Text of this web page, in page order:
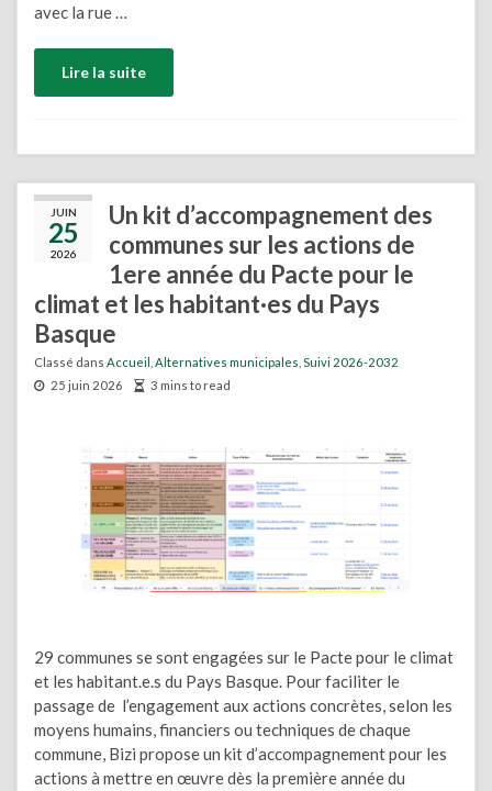
avec la rue …
Lire la suite
JUIN
25
2026
Un kit d’accompagnement des
communes sur les actions de
1ere année du Pacte pour le
climat et les habitant·es du Pays
Basque
Classé dans Accueil Alternatives municipales Suivi 2026-2032
25 juin 2026
3 mins to read
29 communes se sont engagées sur le Pacte pour le climat
et les habitant.e.s du Pays Basque. Pour faciliter le
passage de l’engagement aux actions concrètes, selon les
moyens humains, financiers ou techniques de chaque
commune, Bizi propose un kit d’accompagnement pour les
actions à mettre en œuvre dès la première année du